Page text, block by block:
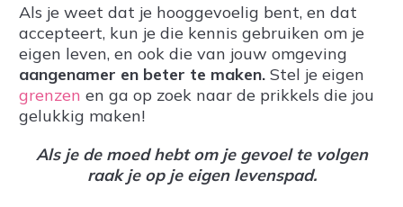
Als je weet dat je hooggevoelig bent, en dat
accepteert, kun je die kennis gebruiken om je
eigen leven, en ook die van jouw omgeving
aangenamer en beter te maken. Stel je eigen
grenzen en ga op zoek naar de prikkels die jou
gelukkig maken!
Als je de moed hebt om je gevoel te volgen
raak je op je eigen levenspad.